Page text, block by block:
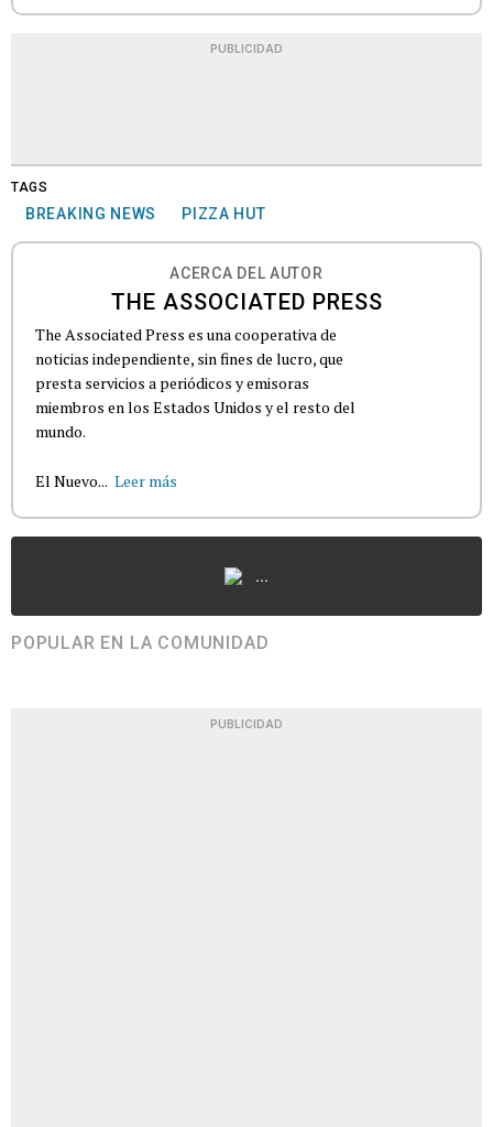
PUBLICIDAD
TAGS
BREAKING NEWS PIZZA HUT
ACERCA DEL AUTOR
THE ASSOCIATED PRESS
The Associated Press es una cooperativa de
noticias independiente, sin fines de lucro, que
presta servicios a periódicos y emisoras
miembros en los Estados Unidos y el resto del
mundo.
El Nuevo... Leer más
...
POPULAR EN LA COMUNIDAD
PUBLICIDAD